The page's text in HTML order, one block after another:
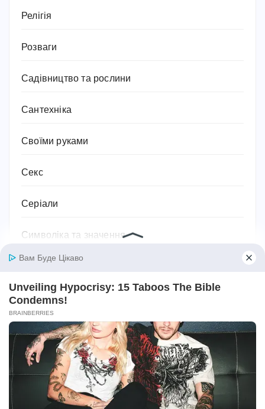
Релігія
Розваги
Садівництво та рослини
Сантехніка
Своїми руками
Секс
Серіали
Символіка та значення
Соки
Соціальний захист та соціальна підтримка
Спорт
Спортивне харчування